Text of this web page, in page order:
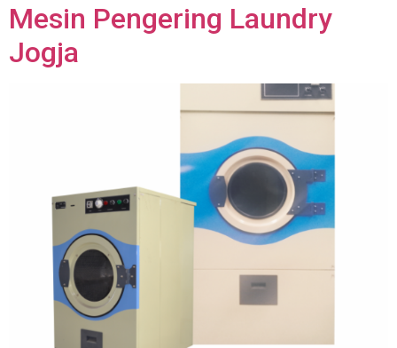
Mesin Pengering Laundry
Jogja